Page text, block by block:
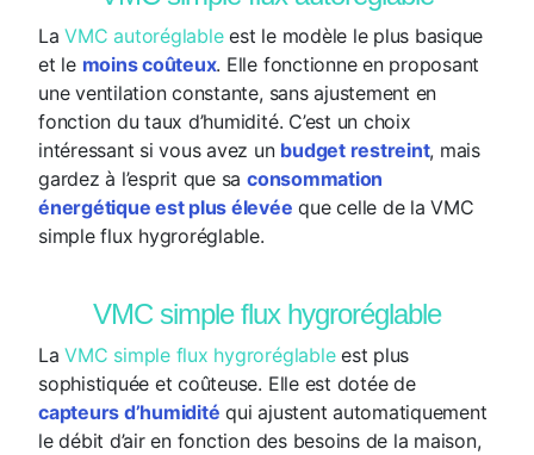
LaVMC autoréglableest le modèle le plus basique
et le moins coûteux. Elle fonctionne en proposant
une ventilation constante, sans ajustement en
fonction du taux d’humidité. C’est un choix
intéressant si vous avez un budget restreint, mais
gardez à l’esprit que sa consommation
énergétique est plus élevée que celle de la VMC
simple flux hygroréglable.
VMC simple flux hygroréglable
LaVMC simple flux hygroréglableest plus
sophistiquée et coûteuse. Elle est dotée de
capteurs d’humidité qui ajustent automatiquement
le débit d’air en fonction des besoins de la maison,